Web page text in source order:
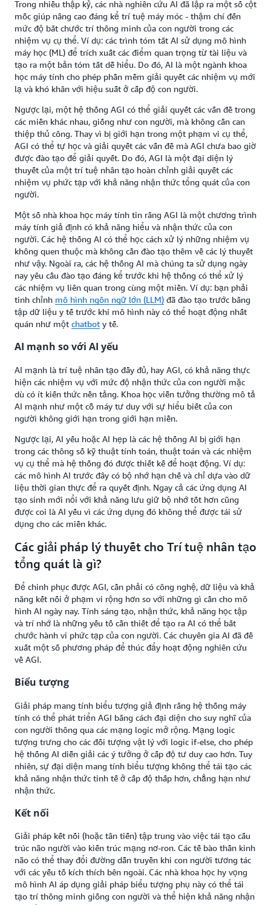
Trong nhiều thập kỷ, các nhà nghiên cứu AI đã lập ra một số cột
mốc giúp nâng cao đáng kể trí tuệ máy móc - thậm chí đến
mức độ bắt chước trí thông minh của con người trong các
nhiệm vụ cụ thể. Ví dụ: các trình tóm tắt AI sử dụng mô hình
máy học (ML) để trích xuất các điểm quan trọng từ tài liệu và
tạo ra một bản tóm tắt dễ hiểu. Do đó, AI là một ngành khoa
học máy tính cho phép phần mềm giải quyết các nhiệm vụ mới
lạ và khó khăn với hiệu suất ở cấp độ con người.
Ngược lại, một hệ thống AGI có thể giải quyết các vấn đề trong
các miền khác nhau, giống như con người, mà không cần can
thiệp thủ công. Thay vì bị giới hạn trong một phạm vi cụ thể,
AGI có thể tự học và giải quyết các vấn đề mà AGI chưa bao giờ
được đào tạo để giải quyết. Do đó, AGI là một đại diện lý
thuyết của một trí tuệ nhân tạo hoàn chỉnh giải quyết các
nhiệm vụ phức tạp với khả năng nhận thức tổng quát của con
người.
Một số nhà khoa học máy tính tin rằng AGI là một chương trình
máy tính giả định có khả năng hiểu và nhận thức của con
người. Các hệ thống AI có thể học cách xử lý những nhiệm vụ
không quen thuộc mà không cần đào tạo thêm về các lý thuyết
như vậy. Ngoài ra, các hệ thống AI mà chúng ta sử dụng ngày
nay yêu cầu đào tạo đáng kể trước khi hệ thống có thể xử lý
các nhiệm vụ liên quan trong cùng một miền. Ví dụ: bạn phải
tinh chỉnh mô hình ngôn ngữ lớn (LLM) đã đào tạo trước bằng
tập dữ liệu y tế trước khi mô hình này có thể hoạt động nhất
quán như một chatbot y tế.
AI mạnh so với AI yếu
AI mạnh là trí tuệ nhân tạo đầy đủ, hay AGI, có khả năng thực
hiện các nhiệm vụ với mức độ nhận thức của con người mặc
dù có ít kiến thức nền tảng. Khoa học viễn tưởng thường mô tả
AI mạnh như một cỗ máy tư duy với sự hiểu biết của con
người không giới hạn trong giới hạn miền.
Ngược lại, AI yếu hoặc AI hẹp là các hệ thống AI bị giới hạn
trong các thông số kỹ thuật tính toán, thuật toán và các nhiệm
vụ cụ thể mà hệ thống đó được thiết kế để hoạt động. Ví dụ:
các mô hình AI trước đây có bộ nhớ hạn chế và chỉ dựa vào dữ
liệu thời gian thực để ra quyết định. Ngay cả các ứng dụng AI
tạo sinh mới nổi với khả năng lưu giữ bộ nhớ tốt hơn cũng
được coi là AI yếu vì các ứng dụng đó không thể được tái sử
dụng cho các miền khác.
Các giải pháp lý thuyết cho Trí tuệ nhân tạo
tổng quát là gì?
Để chinh phục được AGI, cần phải có công nghệ, dữ liệu và khả
năng kết nối ở phạm vi rộng hơn so với những gì cần cho mô
hình AI ngày nay. Tính sáng tạo, nhận thức, khả năng học tập
và trí nhớ là những yếu tố cần thiết để tạo ra AI có thể bắt
chước hành vi phức tạp của con người. Các chuyên gia AI đã đề
xuất một số phương pháp để thúc đẩy hoạt động nghiên cứu
về AGI.
Biểu tượng
Giải pháp mang tính biểu tượng giả định rằng hệ thống máy
tính có thể phát triển AGI bằng cách đại diện cho suy nghĩ của
con người thông qua các mạng logic mở rộng. Mạng logic
tượng trưng cho các đối tượng vật lý với logic if-else, cho phép
hệ thống AI diễn giải các ý tưởng ở cấp độ tư duy cao hơn. Tuy
nhiên, sự đại diện mang tính biểu tượng không thể tái tạo các
khả năng nhận thức tinh tế ở cấp độ thấp hơn, chẳng hạn như
nhận thức.
Kết nối
Giải pháp kết nối (hoặc tân tiến) tập trung vào việc tái tạo cấu
trúc não người vào kiến trúc mạng nơ-ron. Các tế bào thần kinh
não có thể thay đổi đường dẫn truyền khi con người tương tác
với các yếu tố kích thích bên ngoài. Các nhà khoa học hy vọng
mô hình AI áp dụng giải pháp biểu tượng phụ này có thể tái
tạo trí thông minh giống con người và thể hiện khả năng nhận